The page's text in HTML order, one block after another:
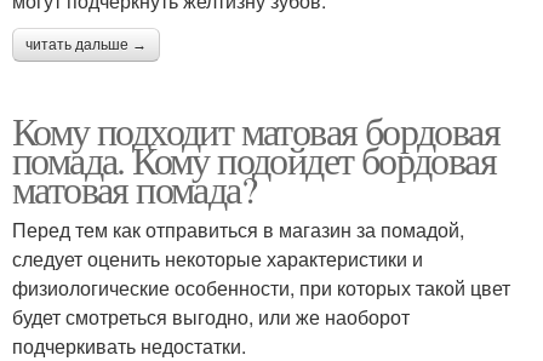
читать дальше →
Кому подходит матовая бордовая
помада. Кому подойдет бордовая
матовая помада?
Перед тем как отправиться в магазин за помадой,
следует оценить некоторые характеристики и
физиологические особенности, при которых такой цвет
будет смотреться выгодно, или же наоборот
подчеркивать недостатки.